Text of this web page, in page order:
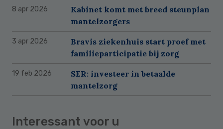
8 apr 2026
Kabinet komt met breed steunplan
mantelzorgers
3 apr 2026
Bravis ziekenhuis start proef met
familieparticipatie bij zorg
19 feb 2026
SER: investeer in betaalde
mantelzorg
Interessant voor u